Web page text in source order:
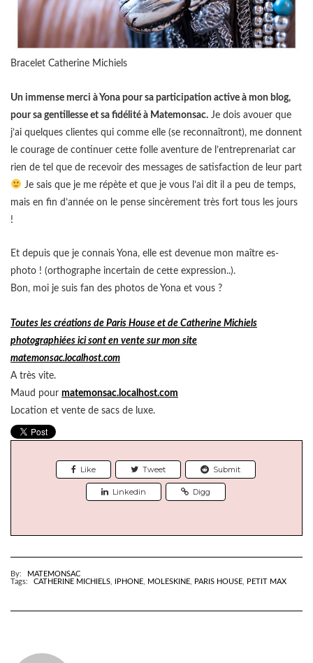
Bracelet Catherine Michiels
Un immense merci à Yona pour sa participation active à mon blog,
pour sa gentillesse et sa fidélité à Matemonsac. Je dois avouer que
j’ai quelques clientes qui comme elle (se reconnaîtront), me donnent
le courage de continuer cette folle aventure de l’entreprenariat car
rien de tel que de recevoir des messages de satisfaction de leur part
Je sais que je me répète et que je vous l’ai dit il a peu de temps,
mais en fin d’année on le pense sincèrement très fort tous les jours
!
Et depuis que je connais Yona, elle est devenue mon maître es-
photo ! (orthographe incertain de cette expression..).
Bon, moi je suis fan des photos de Yona et vous ?
Toutes les créations de Paris House et de Catherine Michiels
photographiées ici sont en vente sur mon site
matemonsac.localhost.com
A très vite.
Maud pour matemonsac.localhost.com
Location et vente de sacs de luxe.
Like Tweet Submit
Linkedin Digg
By:
MATEMONSAC
Tags:
CATHERINE MICHIELS IPHONE MOLESKINE PARIS HOUSE PETIT MAX